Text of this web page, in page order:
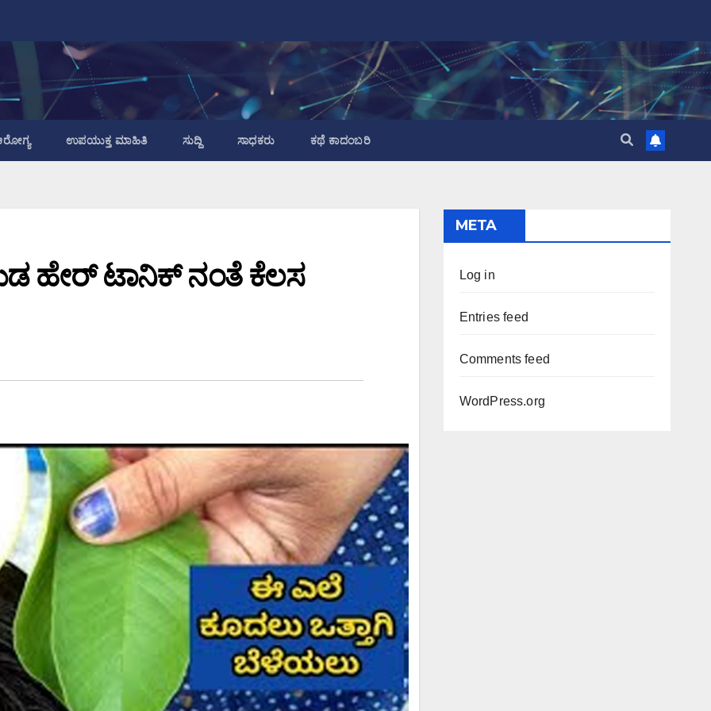
ಉಪಯುಕ್ತ ಮಾಹಿತಿ ಸುದ್ದಿ ಸಾಧಕರು ಕಥೆ ಕಾದಂಬರಿ
ಹೇರ್ ಟಾನಿಕ್ ನಂತೆ ಕೆಲಸ
META
Log in
Entries feed
Comments feed
WordPress.org